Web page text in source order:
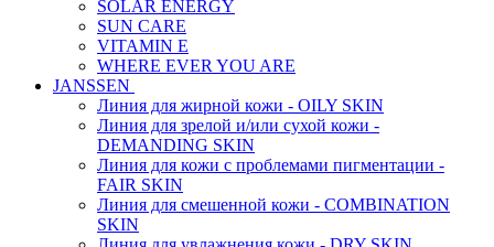
SOLAR ENERGY
SUN CARE
VITAMIN E
WHERE EVER YOU ARE
JANSSEN
Линия для жирной кожи - OILY SKIN
Линия для зрелой и/или сухой кожи -
DEMANDING SKIN
Линия для кожи с проблемами пигментации -
FAIR SKIN
Линия для смешенной кожи - COMBINATION
SKIN